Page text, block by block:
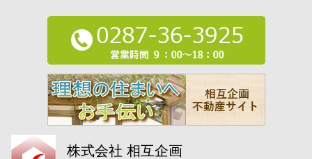
株式会社 相互企画